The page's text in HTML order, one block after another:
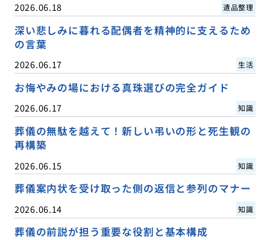
2026.06.18 遺品整理
深い悲しみに暮れる配偶者を精神的に支えるため
の言葉
2026.06.17 生活
お悔やみの場における真珠選びの完全ガイド
2026.06.17 知識
葬儀の無駄を越えて！新しい弔いの形と死生観の
再構築
2026.06.15 知識
葬儀案内状を受け取った側の返信と参列のマナー
2026.06.14 知識
葬儀の前説が担う重要な役割と基本構成